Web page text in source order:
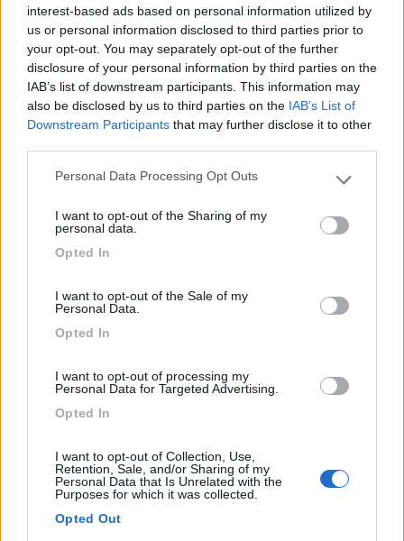
interest-based ads based on personal information utilized by
us or personal information disclosed to third parties prior to
your opt-out. You may separately opt-out of the further
disclosure of your personal information by third parties on the
IAB’s list of downstream participants. This information may
also be disclosed by us to third parties on the IAB’s List of
Downstream Participants that may further disclose it to other
Please note that this website/app uses one or more Google
not limited to your visit or usage behaviour. You may click to
grant or deny consent to Google and its third-party tags to
use your data for below specified purposes in below Google
Personal Data Processing Opt Outs
I want to opt-out of the Sharing of my
personal data.
Opted In
I want to opt-out of the Sale of my
Personal Data.
Opted In
I want to opt-out of processing my
Personal Data for Targeted Advertising.
Opted In
I want to opt-out of Collection, Use,
Retention, Sale, and/or Sharing of my
Personal Data that Is Unrelated with the
Purposes for which it was collected.
Opted Out
Area di sosta (PS)
Parcheggio
Servizi / Posizione
Punto sosta, vicino al centro di Pico, senza servizi
Via San Rocco